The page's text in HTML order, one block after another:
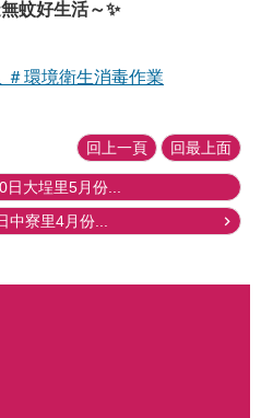
蚊好生活～✨
＃環境衛生消毒作業
回上一頁 回最上面
大埕里5月份...
中寮里4月份...